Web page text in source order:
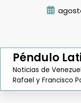
Péndulo
Noticias de
Rafael y Francisco